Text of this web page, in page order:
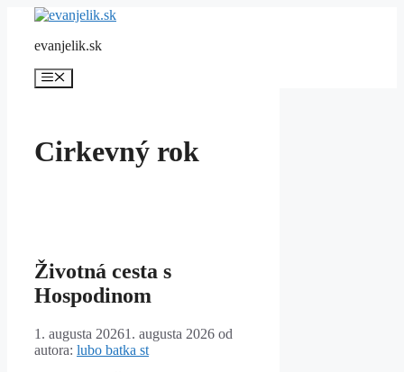
Preskočiť
obsahevanjelik.sk
Menu
Cirkevný rok
Životná cesta s
Hospodinom
1. augusta 20261. augusta 2026 od
autora: lubo batka st